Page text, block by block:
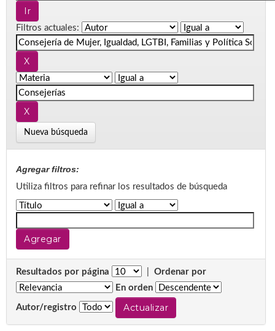
Filtros actuales:
Nueva búsqueda
Agregar filtros:
Utiliza filtros para refinar los resultados de búsqueda
Resultados por página
Ordenar por
En orden
Autor/registro